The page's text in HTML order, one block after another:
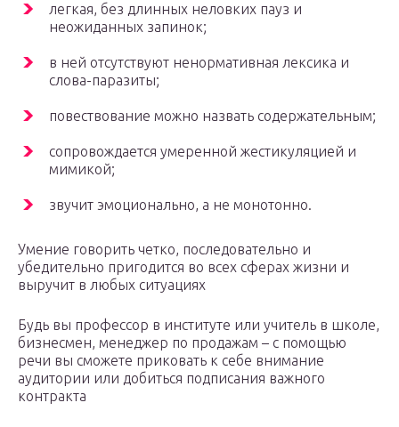
легкая, без длинных неловких пауз и
неожиданных запинок;
в ней отсутствуют ненормативная лексика и
слова-паразиты;
повествование можно назвать содержательным;
сопровождается умеренной жестикуляцией и
мимикой;
звучит эмоционально, а не монотонно.
Умение говорить четко, последовательно и
убедительно пригодится во всех сферах жизни и
выручит в любых ситуациях
Будь вы профессор в институте или учитель в школе,
бизнесмен, менеджер по продажам – с помощью
речи вы сможете приковать к себе внимание
аудитории или добиться подписания важного
контракта